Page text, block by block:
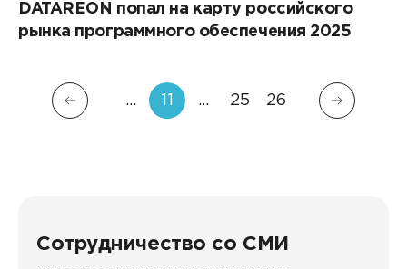
DATAREON попал на карту российского
рынка программного обеспечения 2025
… 11 … 25 26
Сотрудничество со СМИ